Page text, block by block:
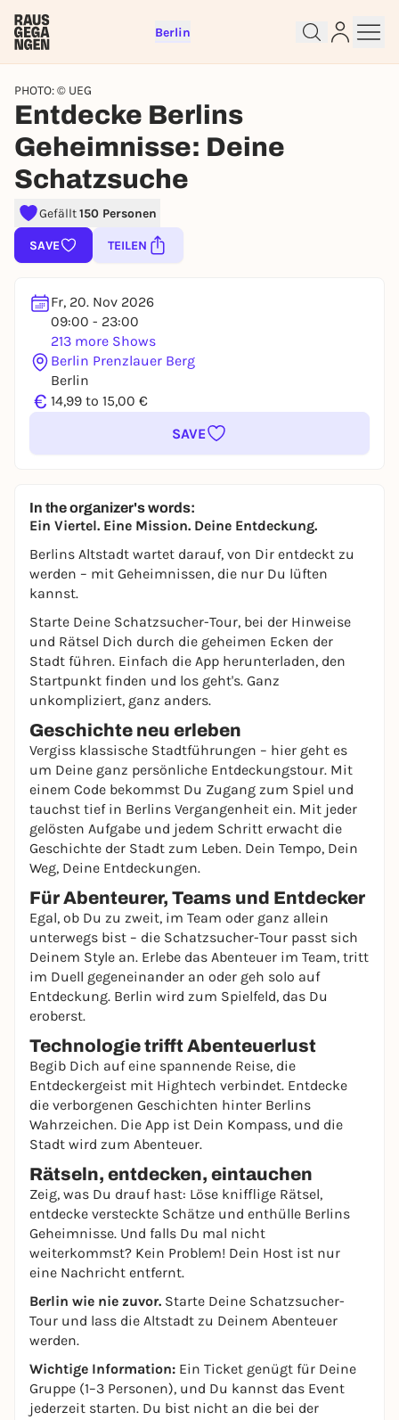
Berlin
PHOTO: © UEG
Entdecke Berlins
Geheimnisse: Deine
Schatzsuche
Gefällt150 Personen
SAVE TEILEN
Fr, 20. Nov 2026
09:00 - 23:00
213 more Shows
Berlin Prenzlauer Berg
Berlin
€ 14,99 to 15,00 €
SAVE
In the organizer's words:
Ein Viertel. Eine Mission. Deine Entdeckung.
Berlins Altstadt wartet darauf, von Dir entdeckt zu
werden – mit Geheimnissen, die nur Du lüften
kannst.
Starte Deine Schatzsucher-Tour, bei der Hinweise
und Rätsel Dich durch die geheimen Ecken der
Stadt führen. Einfach die App herunterladen, den
Startpunkt finden und los geht's. Ganz
unkompliziert, ganz anders.
Geschichte neu erleben
Vergiss klassische Stadtführungen – hier geht es
um Deine ganz persönliche Entdeckungstour. Mit
einem Code bekommst Du Zugang zum Spiel und
tauchst tief in Berlins Vergangenheit ein. Mit jeder
gelösten Aufgabe und jedem Schritt erwacht die
Geschichte der Stadt zum Leben. Dein Tempo, Dein
Weg, Deine Entdeckungen.
Für Abenteurer, Teams und Entdecker
Egal, ob Du zu zweit, im Team oder ganz allein
unterwegs bist – die Schatzsucher-Tour passt sich
Deinem Style an. Erlebe das Abenteuer im Team, tritt
im Duell gegeneinander an oder geh solo auf
Entdeckung. Berlin wird zum Spielfeld, das Du
eroberst.
Technologie trifft Abenteuerlust
Begib Dich auf eine spannende Reise, die
Entdeckergeist mit Hightech verbindet. Entdecke
die verborgenen Geschichten hinter Berlins
Wahrzeichen. Die App ist Dein Kompass, und die
Stadt wird zum Abenteuer.
Rätseln, entdecken, eintauchen
Zeig, was Du drauf hast: Löse knifflige Rätsel,
entdecke versteckte Schätze und enthülle Berlins
Geheimnisse. Und falls Du mal nicht
weiterkommst? Kein Problem! Dein Host ist nur
eine Nachricht entfernt.
Berlin wie nie zuvor. Starte Deine Schatzsucher-
Tour und lass die Altstadt zu Deinem Abenteuer
werden.
Wichtige Information: Ein Ticket genügt für Deine
Gruppe (1–3 Personen), und Du kannst das Event
jederzeit starten. Du bist nicht an die bei der
Sign up for free and get started
right away
lotteries, you need a free Rausgegangen account.
REGISTER FOR FREE NOW
You already have an account?